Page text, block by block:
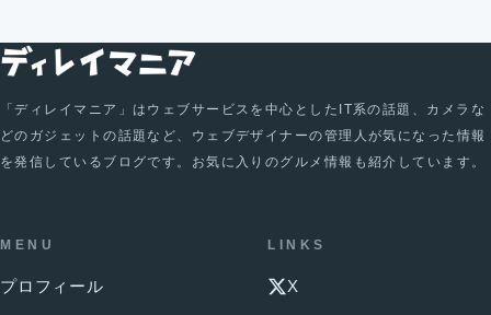
「ディレイマニア」はウェブサービスを中心としたIT系の話題、カメラな
どのガジェットの話題など、ウェブデザイナーの管理人が気になった情報
を発信しているブログです。お気に入りのグルメ情報も紹介しています。
MENU
プロフィール
LINKS
X